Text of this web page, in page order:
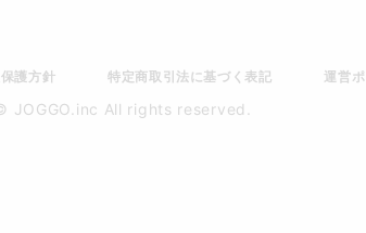
護方針 特定商取引法に基づく表記 運営
JOGGO.inc All rights reserved.